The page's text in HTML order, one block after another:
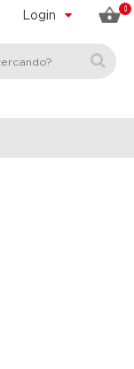
0
Login